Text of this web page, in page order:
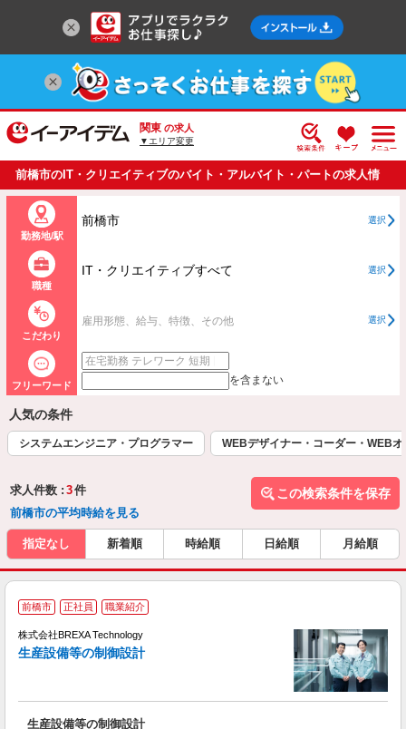
関東 の求人
▼エリア変更
前橋市のIT・クリエイティブのバイト・アルバイト・パートの求人情
報一覧
勤務地/駅
前橋市 選択
職種
IT・クリエイティブすべて 選択
こだわり
雇用形態、給与、特徴、その他 選択
フリーワード を含まない
人気の条件
システムエンジニア・プログラマー WEBデザイナー・コーダー・WEBオ
求人件数 : 3件
前橋市の平均時給を見る
この検索条件を保存
指定なし 新着順 時給順 日給順 月給順
前橋市 正社員 職業紹介
株式会社BREXA Technology
生産設備等の制御設計
生産設備等の制御設計